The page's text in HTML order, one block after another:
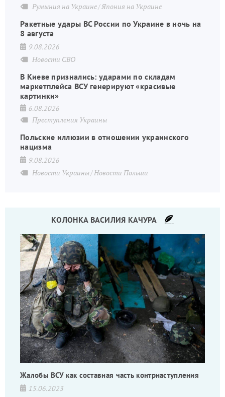
Румыния на Украине Япония на Украине
Ракетные удары ВС России по Украине в ночь на
8 августа
9.08.2026
Новости СВО
В Киеве признались: ударами по складам
маркетплейса ВСУ генерируют «красивые
картинки»
6.08.2026
Преступления Украины
Польские иллюзии в отношении украинского
нацизма
9.08.2026
Новости Украины Новости Польши
КОЛОНКА ВАСИЛИЯ КАЧУРА
Жалобы ВСУ как составная часть контрнаступления
15.06.2023